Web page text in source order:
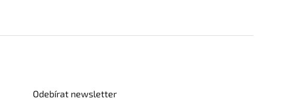
Odebírat newsletter